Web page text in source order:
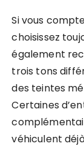
Si vous
choisissez
également
trois tons
des teintes
Certaines
véhiculent